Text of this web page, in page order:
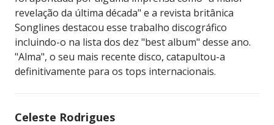
revelação da última década" e a revista britânica
Songlines destacou esse trabalho discográfico
incluindo-o na lista dos dez "best album" desse ano.
"Alma", o seu mais recente disco, catapultou-a
definitivamente para os tops internacionais.
Celeste Rodrigues